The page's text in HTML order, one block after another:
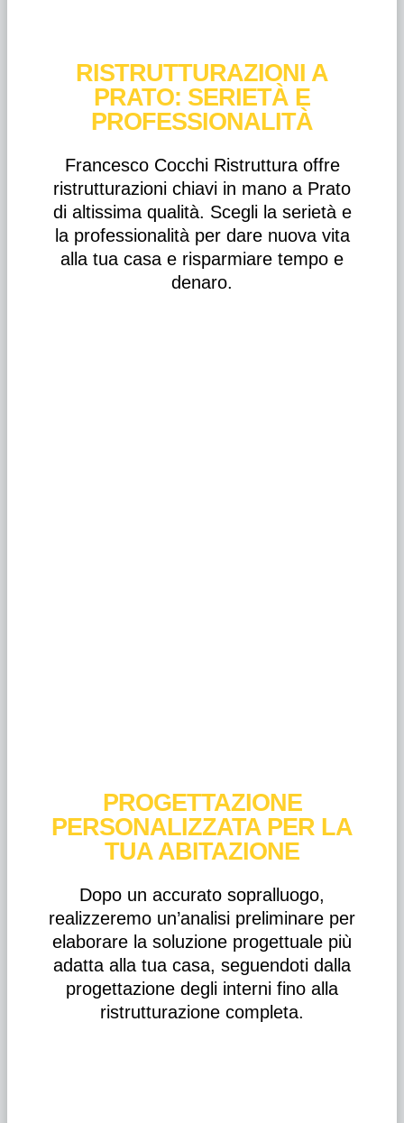
RISTRUTTURAZIONI A
PRATO: SERIETÀ E
PROFESSIONALITÀ
Francesco Cocchi Ristruttura offre
ristrutturazioni chiavi in mano a Prato
di altissima qualità. Scegli la serietà e
la professionalità per dare nuova vita
alla tua casa e risparmiare tempo e
denaro.
PROGETTAZIONE
PERSONALIZZATA PER LA
TUA ABITAZIONE
Dopo un accurato sopralluogo,
realizzeremo un’analisi preliminare per
elaborare la soluzione progettuale più
adatta alla tua casa, seguendoti dalla
progettazione degli interni fino alla
ristrutturazione completa.